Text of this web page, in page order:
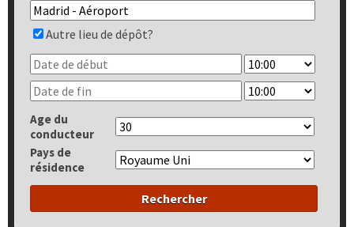
Autre lieu de dépôt?
Age du
conducteur
Pays de
résidence
Rechercher